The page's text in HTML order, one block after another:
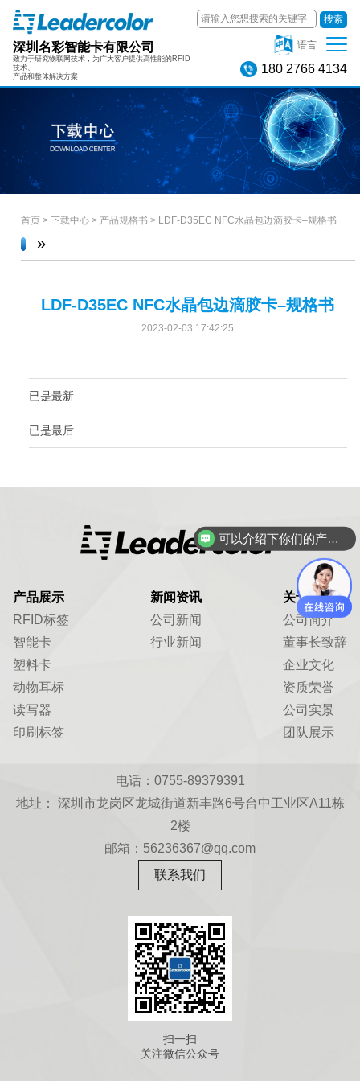
深圳名彩智能卡有限公司
致力于研究物联网技术，为广大客户提供高性能的RFID
技术、
产品和整体解决方案
搜索
语言
180 2766 4134
首页> 下载中心> 产品规格书 > LDF-D35EC NFC水晶包边滴胶卡–规格书
»
LDF-D35EC NFC水晶包边滴胶卡–规格书
2023-02-03 17:42:25
已是最新
已是最后
产品展示
RFID标签
智能卡
塑料卡
动物耳标
读写器
印刷标签
新闻资讯
公司新闻
行业新闻
关于我们
公司简介
董事长致辞
企业文化
资质荣誉
公司实景
团队展示
电话：0755-89379391
地址： 深圳市龙岗区龙城街道新丰路6号台中工业区A11栋
2楼
邮箱：56236367@qq.com
联系我们
扫一扫
关注微信公众号
可以介绍下你们的产品么？